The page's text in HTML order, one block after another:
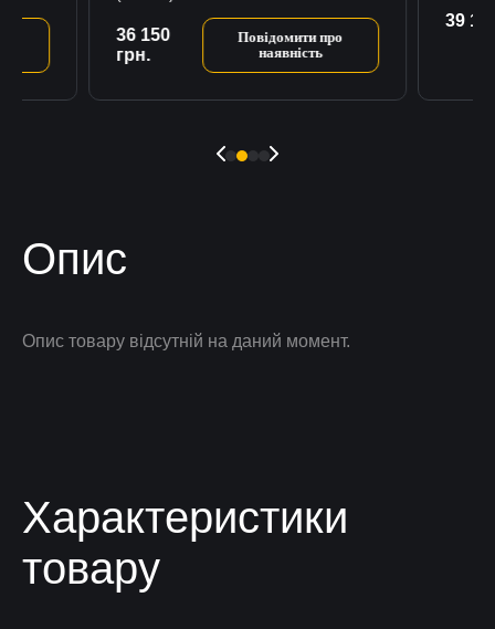
36 150
грн.
Повідомити про
наявність
39
Опис
Опис товару відсутній на даний момент.
Характеристики
товару